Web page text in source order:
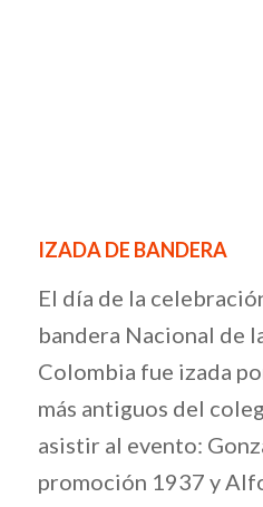
IZADA DE BANDERA
El día de la
bandera Nacional de
Colombia fue izada
más antiguos del
asistir al evento:
promoción 1937 y